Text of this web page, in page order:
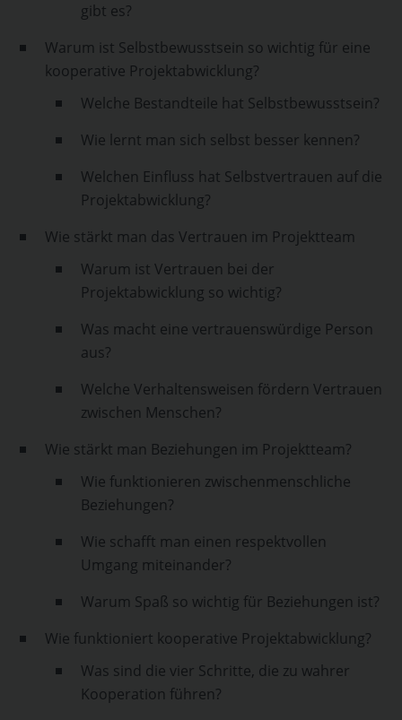
gibt es?
Warum ist Selbstbewusstsein so wichtig für eine
kooperative Projektabwicklung?
Welche Bestandteile hat Selbstbewusstsein?
Wie lernt man sich selbst besser kennen?
Welchen Einfluss hat Selbstvertrauen auf die
Projektabwicklung?
Wie stärkt man das Vertrauen im Projektteam
Warum ist Vertrauen bei der
Projektabwicklung so wichtig?
Was macht eine vertrauenswürdige Person
aus?
Welche Verhaltensweisen fördern Vertrauen
zwischen Menschen?
Wie stärkt man Beziehungen im Projektteam?
Wie funktionieren zwischenmenschliche
Beziehungen?
Wie schafft man einen respektvollen
Umgang miteinander?
Warum Spaß so wichtig für Beziehungen ist?
Wie funktioniert kooperative Projektabwicklung?
Was sind die vier Schritte, die zu wahrer
Kooperation führen?